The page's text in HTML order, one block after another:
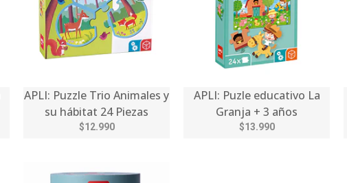
APLI: Puzzle Trio Animales y
su hábitat 24 Piezas
$12.990
APLI: Puzle educativo La
Granja + 3 años
$13.990